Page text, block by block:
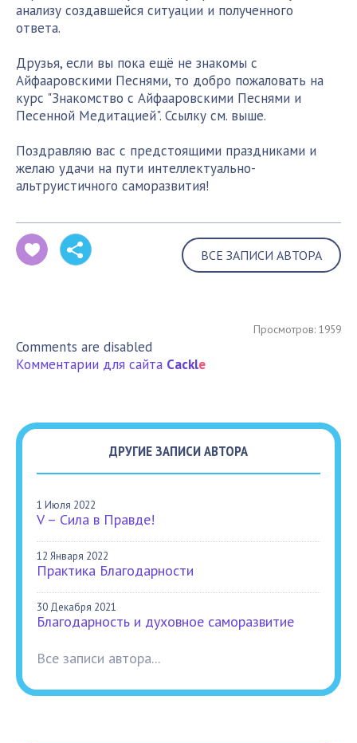
анализу создавшейся ситуации и полученного
ответа.
Друзья, если вы пока ещё не знакомы с
Айфааровскими Песнями, то добро пожаловать на
курс "Знакомство с Айфааровскими Песнями и
Песенной Медитацией". Ссылку см. выше.
Поздравляю вас с предстоящими праздниками и
желаю удачи на пути интеллектуально-
альтруистичного саморазвития!
ВСЕ ЗАПИСИ АВТОРА
Просмотров: 1959
Comments are disabled
Комментарии для сайта Cackle
ДРУГИЕ ЗАПИСИ АВТОРА
1 Июля 2022
V – Сила в Правде!
12 Января 2022
Практика Благодарности
30 Декабря 2021
Благодарность и духовное саморазвитие
Все записи автора...